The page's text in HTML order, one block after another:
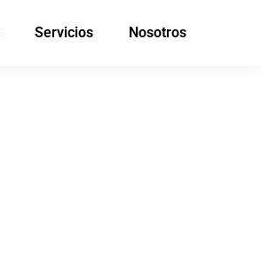
Servicios Nosotros